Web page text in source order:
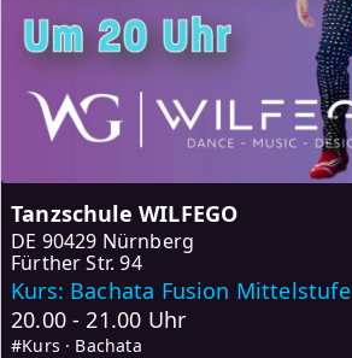
Tanzschule WILFEGO
DE 90429 Nürnberg
Fürther Str. 94
Kurs: Bachata Fusion Mittelstufe
20.00 - 21.00 Uhr
#Kurs · Bachata